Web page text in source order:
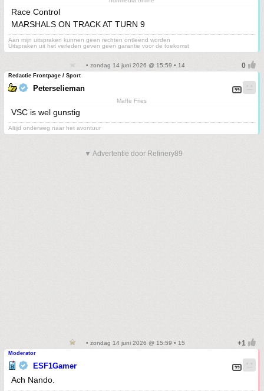
Race Control
MARSHALS ON TRACK AT TURN 9
Aan mijn uitspraken kunnen geen rechten ontleend worden
Uitspraken uit het verleden geven geen garantie voor de toekomst
• zondag 14 juni 2026 @ 15:59 • 14
Redactie Frontpage / Sport
Peterselieman
Maffe Fries
VSC is wel gunstig
Altijd onderweg naar het avontuur
▼ Advertentie door Refinery89
• zondag 14 juni 2026 @ 15:59 • 15
Moderator
ESF1Gamer
Ach Nando.